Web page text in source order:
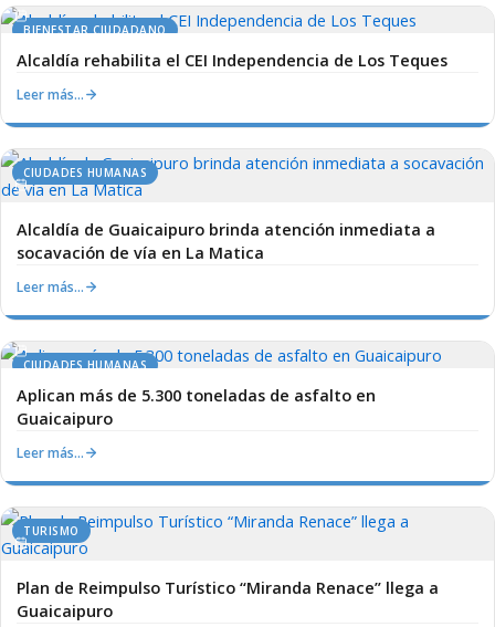
BIENESTAR CIUDADANO
Alcaldía rehabilita el CEI Independencia de Los Teques
Leer más…
CIUDADES HUMANAS
Alcaldía de Guaicaipuro brinda atención inmediata a
socavación de vía en La Matica
Leer más…
CIUDADES HUMANAS
Aplican más de 5.300 toneladas de asfalto en
Guaicaipuro
Leer más…
TURISMO
Plan de Reimpulso Turístico “Miranda Renace” llega a
Guaicaipuro